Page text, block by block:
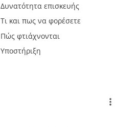
Δυνατότητα επισκευής
Τι και πως να φορέσετε
Πώς φτιάχνονται
Υποστήριξη